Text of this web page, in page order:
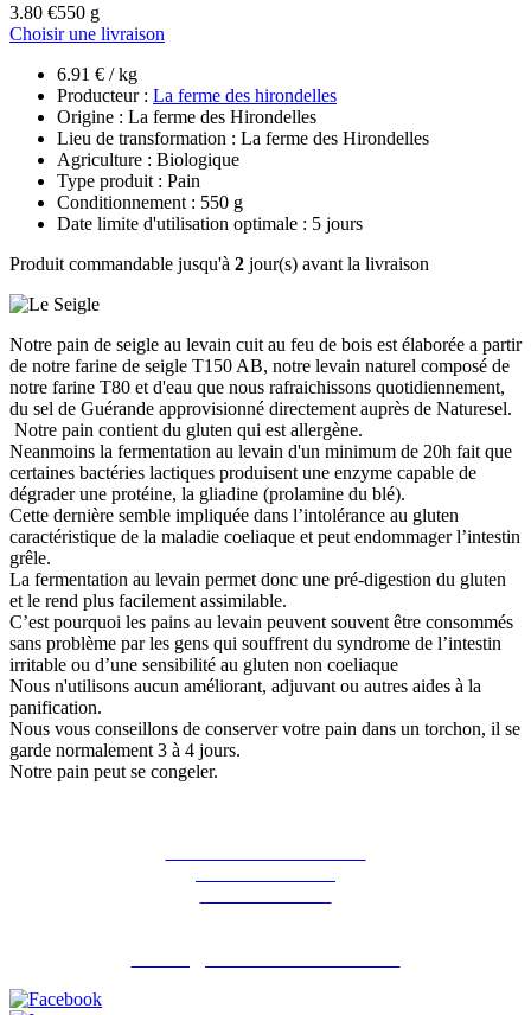
3.80 €550 g
Choisir une livraison
6.91 € / kg
Producteur : La ferme des hirondelles
Origine : La ferme des Hirondelles
Lieu de transformation : La ferme des Hirondelles
Agriculture : Biologique
Type produit : Pain
Conditionnement : 550 g
Date limite d'utilisation optimale : 5 jours
Produit commandable jusqu'à 2 jour(s) avant la livraison
Notre pain de seigle au levain cuit au feu de bois est élaborée a partir
de notre farine de seigle T150 AB, notre levain naturel composé de
notre farine T80 et d'eau que nous rafraichissons quotidiennement,
du sel de Guérande approvisionné directement auprès de Naturesel.
Notre pain contient du gluten qui est allergène.
Neanmoins la fermentation au levain d'un minimum de 20h fait que
certaines bactéries lactiques produisent une enzyme capable de
dégrader une protéine, la gliadine (prolamine du blé).
Cette dernière semble impliquée dans l’intolérance au gluten
caractéristique de la maladie coeliaque et peut endommager l’intestin
grêle.
La fermentation au levain permet donc une pré-digestion du gluten
et le rend plus facilement assimilable.
C’est pourquoi les pains au levain peuvent souvent être consommés
sans problème par les gens qui souffrent du syndrome de l’intestin
irritable ou d’une sensibilité au gluten non coeliaque
Nous n'utilisons aucun améliorant, adjuvant ou autres aides à la
panification.
Nous vous conseillons de conserver votre pain dans un torchon, il se
garde normalement 3 à 4 jours.
Notre pain peut se congeler.